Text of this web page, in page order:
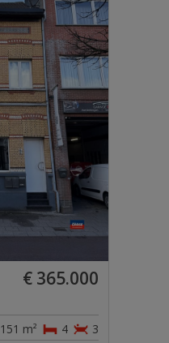
€ 365.000
3
4
151 m²